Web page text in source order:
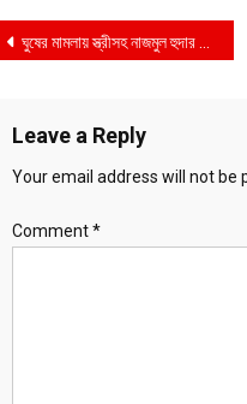
Post
ঘুষের মামলায় স্ত্রীসহ নাজমুল হুদার বিরুদ্ধে চার্জশিট
Leave a Reply
Your email address will not be
Comment*